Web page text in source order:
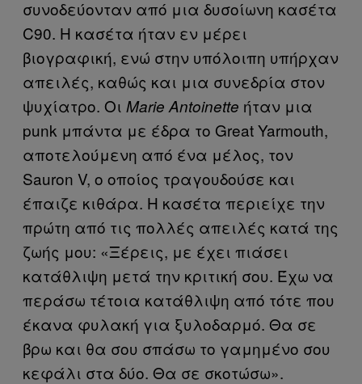
συνοδεύονταν από μια δυσοίωνη κασέτα
C90. Η κασέτα ήταν εν μέρει
βιογραφική, ενώ στην υπόλοιπη υπήρχαν
απειλές, καθώς και μια συνεδρία στον
ψυχίατρο. Οι Marie Antoinette ήταν μια
punk μπάντα με έδρα το Great Yarmouth,
αποτελούμενη από ένα μέλος, τον
Sauron V, ο οποίος τραγουδούσε και
έπαιζε κιθάρα. Η κασέτα περιείχε την
πρώτη από τις πολλές απειλές κατά της
ζωής μου: «Ξέρεις, με έχει πιάσει
κατάθλιψη μετά την κριτική σου. Έχω να
περάσω τέτοια κατάθλιψη από τότε που
έκανα φυλακή για ξυλοδαρμό. Θα σε
βρω και θα σου σπάσω το γαμημένο σου
κεφάλι στα δύο. Θα σε σκοτώσω».